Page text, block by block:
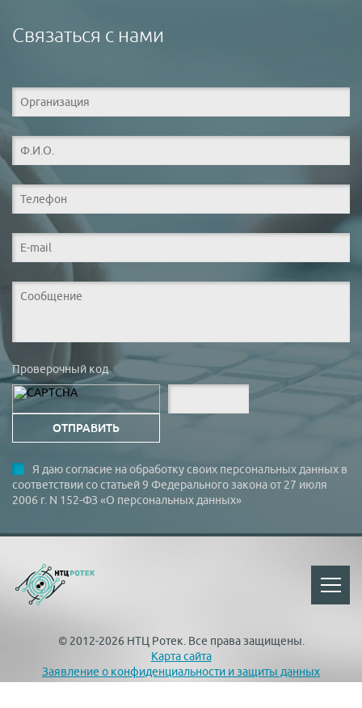
Связаться с нами
Проверочный код
Я даю согласие на обработку своих персональных данных в
соответствии со статьей 9 Федерального закона от 27 июля
2006 г. N 152-ФЗ «О персональных данных»
© 2012-2026 НТЦ Ротек. Все права защищены.
Карта сайта
Заявление о конфиденциальности и защиты данных